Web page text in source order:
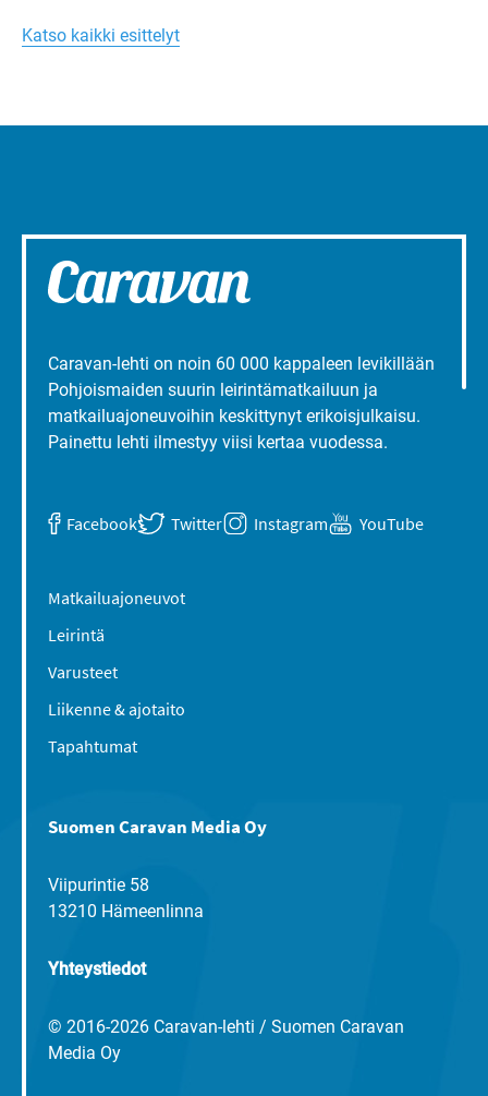
Turun
liepeillä
Katso kaikki esittelyt
Caravan-lehti on noin 60 000 kappaleen levikillään
Pohjoismaiden suurin leirintämatkailuun ja
matkailuajoneuvoihin keskittynyt erikoisjulkaisu.
Painettu lehti ilmestyy viisi kertaa vuodessa.
Facebook Twitter Instagram YouTube
Matkailuajoneuvot
Leirintä
Varusteet
Liikenne & ajotaito
Tapahtumat
Suomen Caravan Media Oy
Viipurintie 58
13210 Hämeenlinna
Yhteystiedot
© 2016-2026 Caravan-lehti / Suomen Caravan
Media Oy